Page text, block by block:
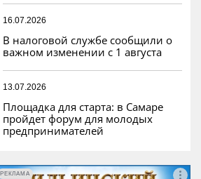
16.07.2026
В налоговой службе сообщили о
важном изменении с 1 августа
13.07.2026
Площадка для старта: в Самаре
пройдет форум для молодых
предпринимателей
РЕКЛАМА